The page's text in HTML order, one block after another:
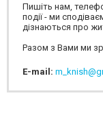
Пишіть нам,
події - ми
дізнаються про
Разом з Вами ми
E-mail: